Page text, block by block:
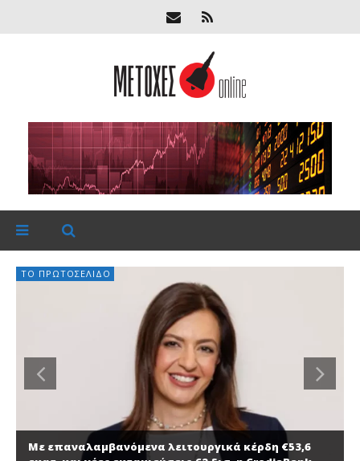
ΤΟ ΠΡΩΤΟΣΈΛΙΔΟ
Με επαναλαμβανόμενα λειτουργικά κέρδη €53,6